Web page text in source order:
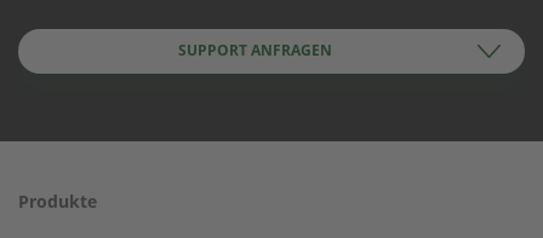
SUPPORT ANFRAGEN
Produkte